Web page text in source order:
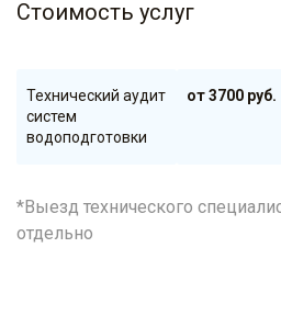
Стоимость услуг
Технический аудит
систем
водоподготовки
от 3700 руб.
*Выезд технического
отдельно